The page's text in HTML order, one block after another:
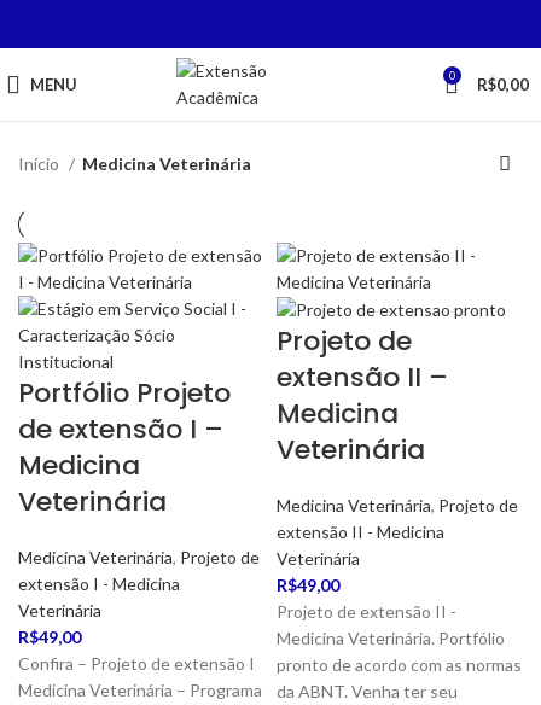
MENU 0 R$0,00
Início Medicina Veterinária
Portfólio Projeto
de extensão I –
Medicina
Veterinária
Medicina Veterinária, Projeto de
extensão I - Medicina
Veterinária
R$49,00
Confira – Projeto de extensão I
Medicina Veterinária – Programa
Projeto de
extensão II –
Medicina
Veterinária
Medicina Veterinária, Projeto de
extensão II - Medicina
Veterinária
R$49,00
Projeto de extensão II -
Medicina Veterinária. Portfólio
pronto de acordo com as normas
da ABNT. Venha ter seu